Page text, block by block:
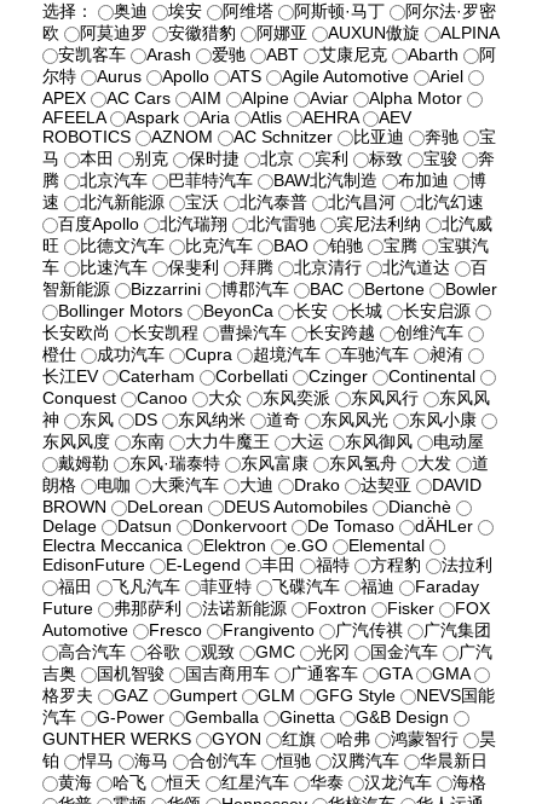
选择： 奥迪 埃安 阿维塔 阿斯顿·马丁
阿尔法·罗密
欧
阿莫迪罗 安徽猎豹 阿娜亚 AUXUN傲旋
ALPINA
安凯客车
Arash 爱驰 ABT 艾康尼克 Abarth
阿
尔特
Aurus Apollo ATS Agile Automotive
Ariel
APEX
AC Cars AIM Alpine Aviar
Alpha Motor
AFEELA
Aspark Aria Atlis AEHRA
AEV
ROBOTICS
AZNOM AC Schnitzer 比亚迪 奔驰
宝
马
本田 别克 保时捷 北京 宾利 标致 宝骏
奔
腾
北京汽车 巴菲特汽车 BAW北汽制造 布加迪
博
速
北汽新能源 宝沃 北汽泰普 北汽昌河
北汽幻速
百度Apollo
北汽瑞翔 北汽雷驰 宾尼法利纳
北汽威
旺
比德文汽车 比克汽车 BAO 铂驰 宝腾
宝骐汽
车
比速汽车 保斐利 拜腾 北京清行 北汽道达
百
智新能源
Bizzarrini 博郡汽车 BAC Bertone
Bowler
Bollinger Motors
BeyonCa 长安 长城
长安启源
长安欧尚
长安凯程 曹操汽车 长安跨越
创维汽车
橙仕
成功汽车 Cupra 超境汽车 车驰汽车
昶洧
长江EV
Caterham Corbellati Czinger
Continental
Conquest
Canoo 大众 东风奕派 东风风行
东风风
神
东风 DS 东风纳米 道奇 东风风光
东风小康
东风风度
东南 大力牛魔王 大运 东风御风
电动屋
戴姆勒
东风·瑞泰特 东风富康 东风氢舟 大发
道
朗格
电咖 大乘汽车 大迪 Drako 达契亚
DAVID
BROWN
DeLorean DEUS Automobiles
Dianchè
Delage
Datsun Donkervoort De Tomaso
dÄHLer
Electra Meccanica
Elektron e.GO
Elemental
EdisonFuture
E-Legend 丰田 福特 方程豹
法拉利
福田
飞凡汽车 菲亚特 飞碟汽车 福迪
Faraday
Future
弗那萨利 法诺新能源 Foxtron Fisker
FOX
Automotive
Fresco Frangivento 广汽传祺
广汽集团
高合汽车
谷歌 观致 GMC 光冈 国金汽车
广汽
吉奥
国机智骏 国吉商用车 广通客车 GTA
GMA
格罗夫
GAZ Gumpert GLM GFG Style
NEVS国能
汽车
G-Power Gemballa Ginetta
G&B Design
GUNTHER WERKS
GYON 红旗 哈弗 鸿蒙智行
昊
铂
悍马 海马 合创汽车 恒驰 汉腾汽车
华晨新日
黄海
哈飞 恒天 红星汽车 华泰 汉龙汽车
海格